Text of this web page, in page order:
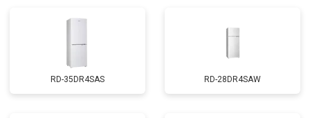
RD-35DR4SAS RD-28DR4SAW